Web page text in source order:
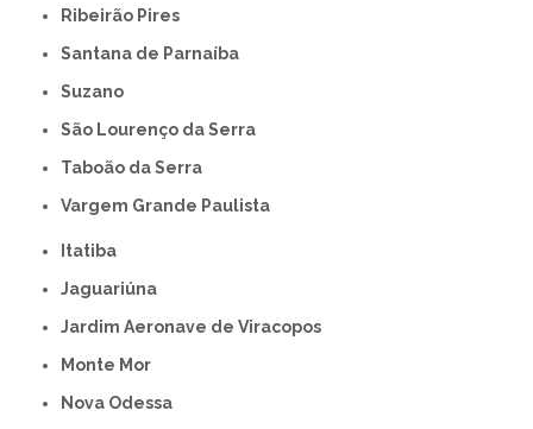
Ribeirão Pires
Santana de Parnaíba
Suzano
São Lourenço da Serra
Taboão da Serra
Vargem Grande Paulista
Itatiba
Jaguariúna
Jardim Aeronave de Viracopos
Monte Mor
Nova Odessa